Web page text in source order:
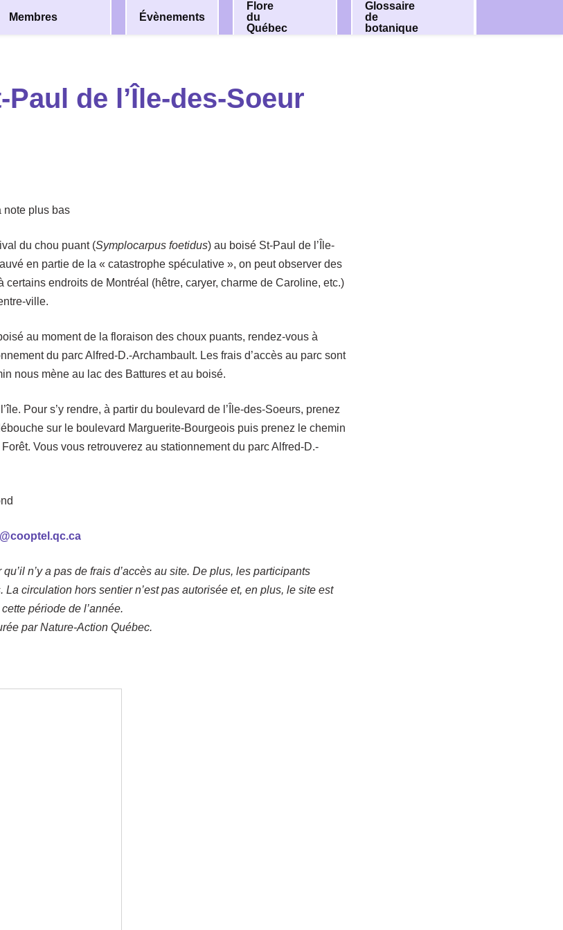
Membres Évènements
Flore
du
Québec
Glossaire
de
botanique
de l’Île-des-Soeur
note plus bas
du chou puant (Symplocarpus foetidus) au boisé St-Paul de l’Île-
en partie de la « catastrophe spéculative », on peut observer des
certains endroits de Montréal (hêtre, caryer, charme de Caroline, etc.)
ville.
au moment de la floraison des choux puants, rendez-vous à
du parc Alfred-D.-Archambault. Les frais d’accès au parc sont
nous mène au lac des Battures et au boisé.
Pour s’y rendre, à partir du boulevard de l’Île-des-Soeurs, prenez
sur le boulevard Marguerite-Bourgeois puis prenez le chemin
Vous vous retrouverez au stationnement du parc Alfred-D.-
n’y a pas de frais d’accès au site. De plus, les participants
circulation hors sentier n’est pas autorisée et, en plus, le site est
période de l’année.
par Nature-Action Québec.